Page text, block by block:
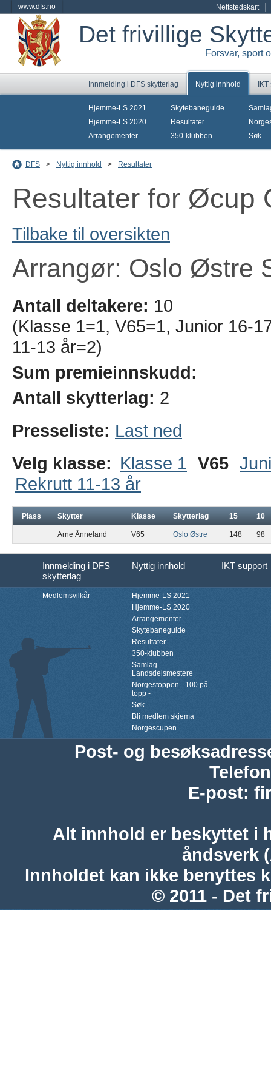
www.dfs.no Nettstedskart
Det frivillige
Forsvar, sport
Innmelding i DFS skytterlag Nyttig innhold
Hjemme-LS 2021
Hjemme-LS 2020
Arrangementer
Skytebaneguide
Resultater
350-klubben
Søk
DFS > Nyttig innhold > Resultater
Resultater for Øcup
Tilbake til oversikten
Arrangør: Oslo Østre
Antall deltakere: 10
(Klasse 1=1, V65=1, Junior 16-
11-13 år=2)
Sum premieinnskudd:
Antall skytterlag: 2
Presseliste: Last ned
Velg klasse: Klasse 1 V65
Rekrutt 11-13 år
Plass Skytter Klasse Skytterlag 15 10
Arne Ånneland V65 Oslo Østre 148 98
Innmelding i DFS
skytterlag
Nyttig innhold IKT support
Medlemsvilkår
Hjemme-LS 2021
Hjemme-LS 2020
Arrangementer
Skytebaneguide
Resultater
350-klubben
Samlag-
Landsdelsmestere
Norgestoppen - 100 på
topp -
Søk
Bli medlem skjema
Norgescupen
Post- og
Telefon
E-post:
Alt innhold er beskyttet i
åndsverk
Innholdet kan ikke benyttes
© 2011 - Det